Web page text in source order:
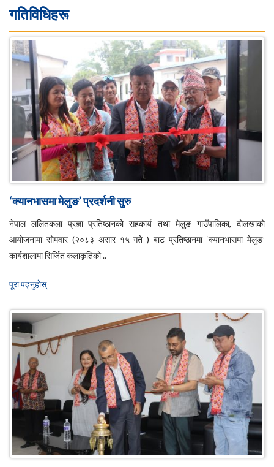
गतिविधिहरू
‘क्यानभासमा मेलुङ’ प्रदर्शनी सुरु
नेपाल ललितकला प्रज्ञा–प्रतिष्ठानको सहकार्य तथा मेलुङ गाउँपालिका, दोलखाको
आयोजनामा सोमवार (२०८३ असार १५ गते ) बाट प्रतिष्ठानमा ‘क्यानभासमा मेलुङ’
कार्यशालामा सिर्जित कलाकृतिको ..
पूरा पढ्नुहाेस्